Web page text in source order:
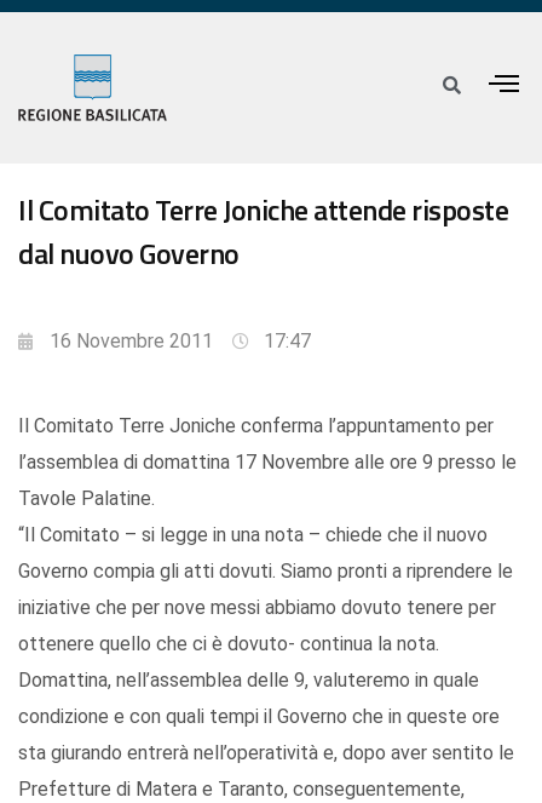
Il Comitato Terre Joniche attende risposte
dal nuovo Governo
16 Novembre 2011 17:47
Il Comitato Terre Joniche conferma l’appuntamento per
l’assemblea di domattina 17 Novembre alle ore 9 presso le
Tavole Palatine.
“Il Comitato – si legge in una nota – chiede che il nuovo
Governo compia gli atti dovuti. Siamo pronti a riprendere le
iniziative che per nove messi abbiamo dovuto tenere per
ottenere quello che ci è dovuto- continua la nota.
Domattina, nell’assemblea delle 9, valuteremo in quale
condizione e con quali tempi il Governo che in queste ore
sta giurando entrerà nell’operatività e, dopo aver sentito le
Prefetture di Matera e Taranto, conseguentemente,